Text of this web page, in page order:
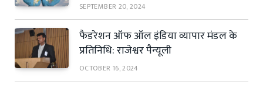
SEPTEMBER 20, 2024
फैडरेशन ऑफ ऑल इंडिया व्यापार मंडल के
प्रतिनिधि: राजेश्वर पैन्यूली
OCTOBER 16, 2024